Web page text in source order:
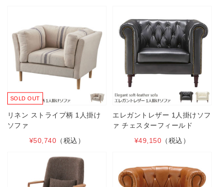
SOLD OUT
リネン ストライプ柄 1人掛け
ソファ
¥50,740 （税込）
エレガントレザー 1人掛けソフ
ァ チェスターフィールド
¥49,150 （税込）